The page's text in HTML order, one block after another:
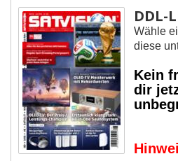
DDL-
Wähle
diese
Kein
dir